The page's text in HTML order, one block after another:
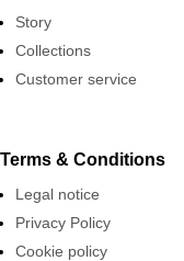
Story
Collections
Customer service
Terms & Conditions
Legal notice
Privacy Policy
Cookie policy